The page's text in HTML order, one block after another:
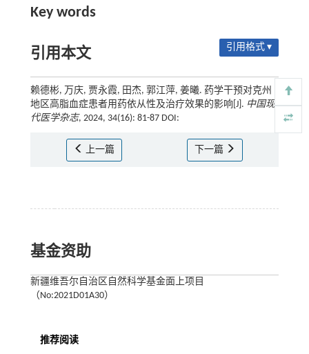
Key words
引用本文 引用格式 ▾
赖德彬, 万庆, 贾永霞, 田杰, 郭江萍, 姜曦. 药学干预对克州
地区高脂血症患者用药依从性及治疗效果的影响[J]. 中国现
代医学杂志, 2024, 34(16): 81-87 DOI:
上一篇 下一篇
基金资助
新疆维吾尔自治区自然科学基金面上项目
（No:2021D01A30）